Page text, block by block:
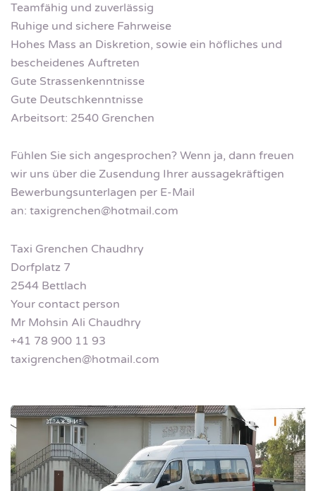
Teamfähig und zuverlässig
Ruhige und sichere Fahrweise
Hohes Mass an Diskretion, sowie ein höfliches und
bescheidenes Auftreten
Gute Strassenkenntnisse
Gute Deutschkenntnisse
Arbeitsort: 2540 Grenchen
Fühlen Sie sich angesprochen? Wenn ja, dann freuen
wir uns über die Zusendung Ihrer aussagekräftigen
Bewerbungsunterlagen per E-Mail
an: taxigrenchen@hotmail.com
Taxi Grenchen Chaudhry
Dorfplatz 7
2544 Bettlach
Your contact person
Mr Mohsin Ali Chaudhry
+41 78 900 11 93
taxigrenchen@hotmail.com